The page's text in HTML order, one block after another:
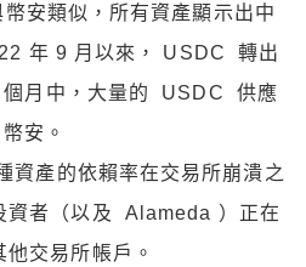
安類似，所有資產顯示出中
年 9 月以來， USDC 轉出
個月中，大量的 USDC 供應
安。
資產的依賴率在交易所崩潰之
資者（以及 Alameda ）正在
交易所帳戶。